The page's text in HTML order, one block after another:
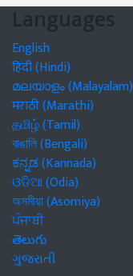
Languages
English
हिंदी (Hindi)
മലയാളം (Malayalam)
मराठी (Marathi)
தமிழ் (Tamil)
বাঙালি (Bengali)
ಕನ್ನಡ (Kannada)
ଓଡିଆ (Odia)
অসমীয়া (Asomiya)
ਪੰਜਾਬੀ
తెలుగు
ગુજરાતી